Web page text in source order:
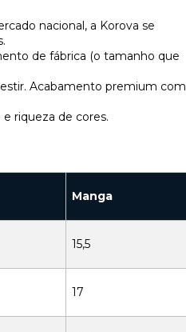
nacional, a Korova se
de fábrica (o tamanho que
Acabamento premium com
riqueza de cores.
Manga
15,5
17